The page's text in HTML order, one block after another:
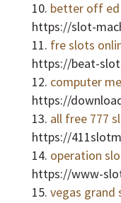
better off
https://slot-
fre slots
https://beat-
computer
https://
all free 777
https://
operation
https://www-
vegas grand